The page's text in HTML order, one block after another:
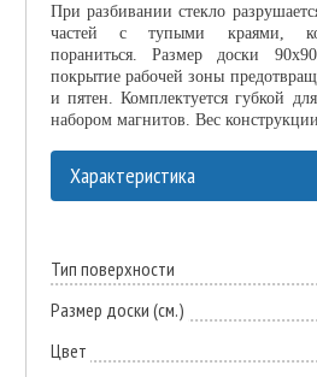
При разбивании стекло
частей с тупыми краями,
пораниться. Размер доски
покрытие рабочей зоны
и пятен. Комплектуется губкой
набором магнитов. Вес
Характеристика
Тип поверхности
Размер доски (см.)
Цвет